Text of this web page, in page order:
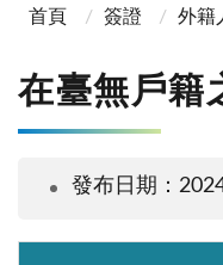
首頁 簽證 外籍
在臺無戶籍
發布日期：